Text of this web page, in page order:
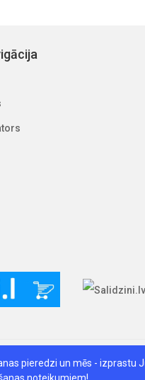
pieredzi un mēs - izprastu